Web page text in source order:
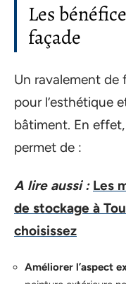
Les
façade
Un ravalement
pour l’esthétique
bâtiment. En
permet de :
A lire aussi : Les
de stockage à
choisissez
Améliorer l’aspect